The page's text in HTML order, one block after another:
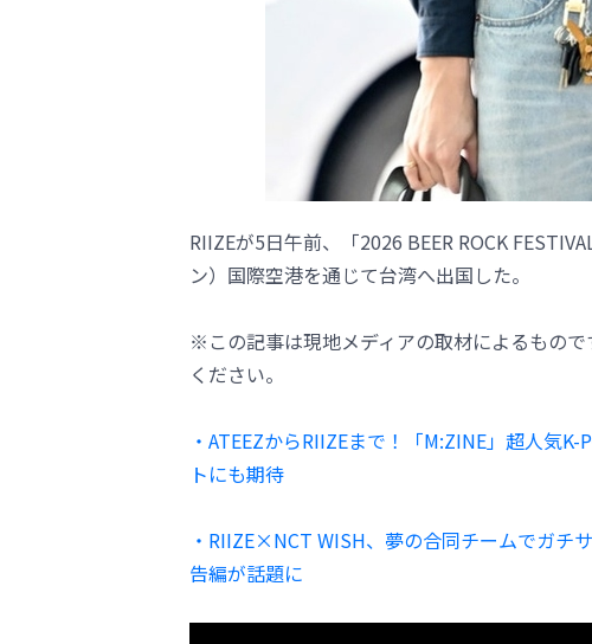
RIIZEが5日午前、「2026 BEER ROCK
ン）国際空港を通じて台湾へ出国した。
※この記事は現地メディアの取材によるもの
ください。
・ATEEZからRIIZEまで！「M:ZINE」超人気
トにも期待
・RIIZE×NCT WISH、夢の合同チームでガチ
告編が話題に